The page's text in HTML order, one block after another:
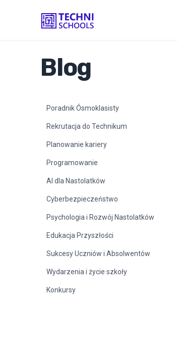
Blog
Poradnik Ósmoklasisty
Rekrutacja do Technikum
Planowanie kariery
Programowanie
AI dla Nastolatków
Cyberbezpieczeństwo
Psychologia i Rozwój Nastolatków
Edukacja Przyszłości
Sukcesy Uczniów i Absolwentów
Wydarzenia i życie szkoły
Konkursy